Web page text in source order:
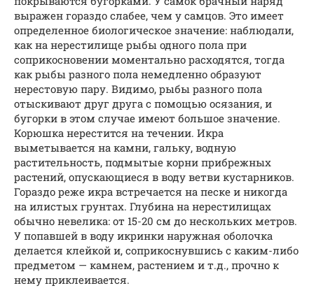
выражен гораздо слабее, чем у самцов. Это имеет
определенное биологическое значение: наблюдали,
как на нерестилище рыбы одного пола при
соприкосновении моментально расходятся, тогда
как рыбы разного пола немедленно образуют
нерестовую пару. Видимо, рыбы разного пола
отыскивают друг друга с помощью осязания, и
бугорки в этом случае имеют большое значение.
Корюшка нерестится на течении. Икра
выметывается на камни, гальку, водную
растительность, подмытые корни прибрежных
растений, опускающиеся в воду ветви кустарников.
Гораздо реже икра встречается на песке и никогда
на илистых грунтах. Глубина на нерестилищах
обычно невелика: от 15-20 см до нескольких метров.
У попавшей в воду икринки наружная оболочка
делается клейкой и, соприкоснувшись с каким-либо
предметом — камнем, растением и т.д., прочно к
нему приклеивается.